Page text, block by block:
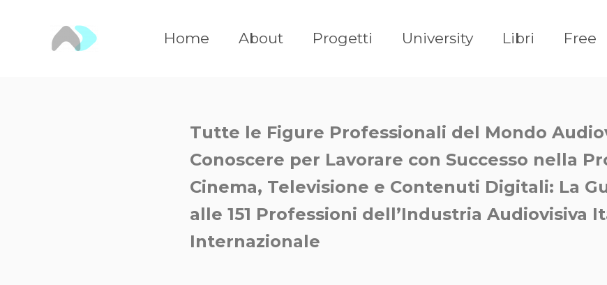
Home About Progetti University Libri Free
Tutte le Figure Professionali del Mondo
Conoscere per Lavorare con Successo nella
Cinema, Televisione e Contenuti Digitali: La
alle 151 Professioni dell’Industria Audiovisiva
Internazionale